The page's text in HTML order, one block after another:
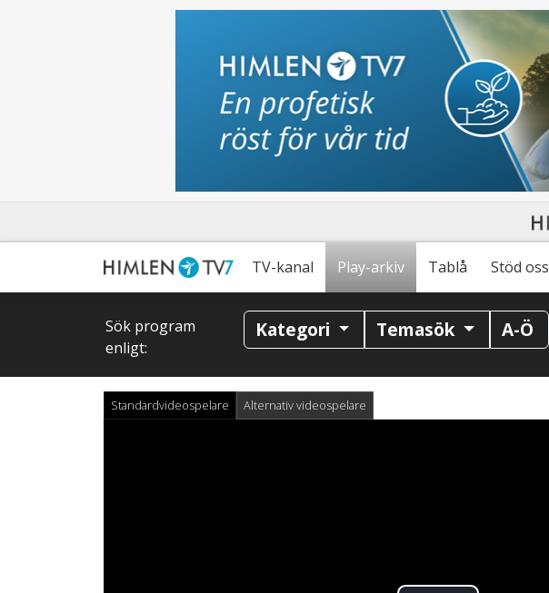
TV-kanal Play-arkiv Tablå Stöd oss
Sök program
enligt:
Kategori Temasök A-Ö
Standardvideospelare Alternativ videospelare